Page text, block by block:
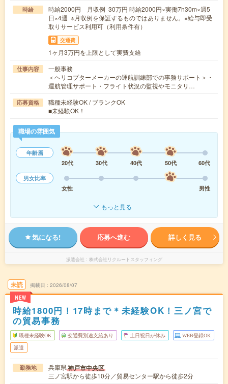
時給
時給2000円 月収例 30万円 時給2000円×実働7h30m×週5
日×4週 ※月収例を保証するものではありません。※給与即受
取りサービス利用可（利用条件有）
交通費
1ヶ月3万円を上限として実費支給
仕事内容
一般事務
＜ヘリコプターメーカーの運航訓練部での事務サポート＞・
運航管理サポート・フライト状況の監視やモニタリ…
応募資格
職種未経験OK / ブランクOK
■未経験OK！
職場の雰囲気
年齢層
20代
30代 40代 50代
60代
男女比率
女性
男性
もっと見る
気になる! 応募へ進む 詳しく見る
派遣会社 株式会社リクルートスタッフィング
未読
NEW
掲載日 2026/08/07
時給1800円！17時まで＊未経験OK！三ノ宮で
の貿易事務
職種未経験OK 交通費別途支給あり 土日祝日が休み WEB登録OK
派遣
勤務地 兵庫県神戸市中央区
三ノ宮駅から徒歩10分／貿易センター駅から徒歩2分